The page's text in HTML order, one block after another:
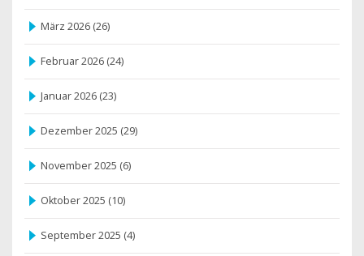
März 2026 (26)
Februar 2026 (24)
Januar 2026 (23)
Dezember 2025 (29)
November 2025 (6)
Oktober 2025 (10)
September 2025 (4)